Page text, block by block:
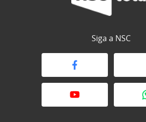
Siga a NSC